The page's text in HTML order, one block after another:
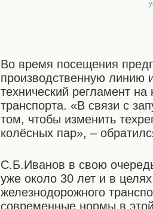
Во время посещения
производственную линию
технический регламент
транспорта. «В связи с
том, чтобы изменить
колёсных пар», –
С.Б.Иванов в свою
уже около 30 лет и в
железнодорожного
современные нормы в